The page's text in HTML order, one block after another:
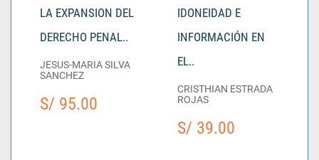
LA EXPANSION DEL
DERECHO PENAL..
JESUS-MARIA SILVA
SANCHEZ
S/ 95.00
IDONEIDAD E
INFORMACIÓN EN
EL..
CRISTHIAN ESTRADA
ROJAS
S/ 39.00